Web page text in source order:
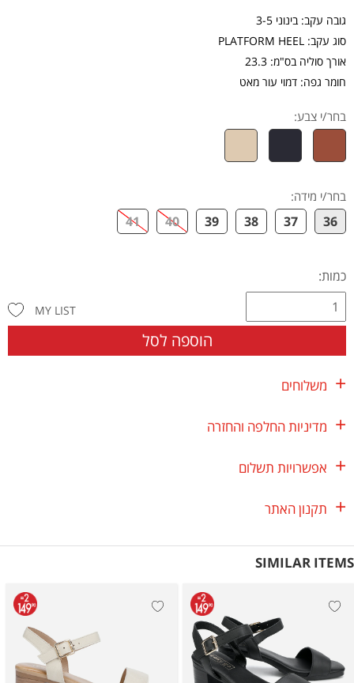
גובה עקב: בינוני 3-5
סוג עקב: PLATFORM HEEL
אורך סוליה בס"מ: 23.3
חומר גפה: דמוי עור מאט
בחר/י צבע:
בחר/י מידה:
36
37
38
39
40
41
כמות:
הוספה לסל
MY LIST
משלוחים
מדיניות החלפה והחזרה
אפשרויות תשלום
תקנון האתר
SIMILAR ITEMS